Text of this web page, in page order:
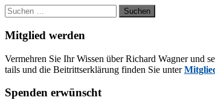
Suchen
nach:
Mitglied werden
Ver­meh­ren Sie Ihr Wis­sen über Ri­chard Wag­ner und
tails und die Bei­tritts­er­klä­rung fin­den Sie un­ter
Spenden erwünscht